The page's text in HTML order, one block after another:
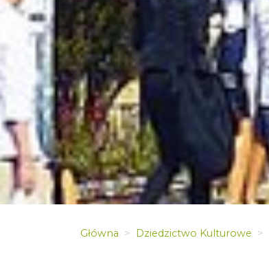
Główna Dziedzictwo Kulturowe